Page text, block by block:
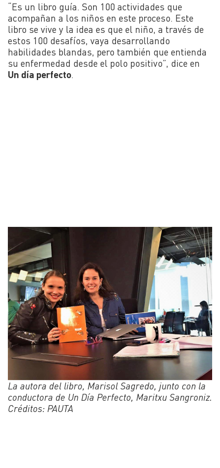
“Es un libro guía. Son 100 actividades que
acompañan a los niños en este proceso. Este
libro se vive y la idea es que el niño, a través de
estos 100 desafíos, vaya desarrollando
habilidades blandas, pero también que entienda
su enfermedad desde el polo positivo”, dice en
Un día perfecto.
La autora del libro, Marisol Sagredo, junto con la
conductora de Un Día Perfecto, Maritxu Sangroniz.
Créditos: PAUTA